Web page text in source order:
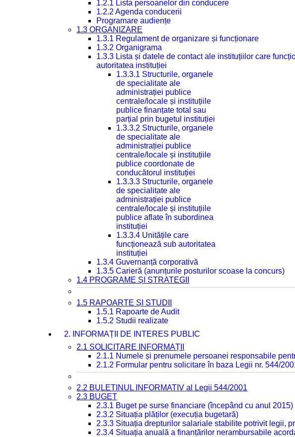
1.2.1 Lista persoanelor din conducere
1.2.2 Agenda conducerii
Programare audiențe
1.3 ORGANIZARE
1.3.1 Regulament de organizare și funcționare
1.3.2 Organigrama
1.3.3 Lista și datele de contact ale instituțiilor care
autoritatea instituției
1.3.3.1 Structurile, organele
de specialitate ale
administrației publice
centrale/locale și instituțiile
publice finanțate total sau
parțial prin bugetul instituției
1.3.3.2 Structurile, organele
de specialitate ale
administrației publice
centrale/locale și instituțiile
publice coordonate de
conducătorul instituției
1.3.3.3 Structurile, organele
de specialitate ale
administrației publice
centrale/locale și instituțiile
publice aflate în subordinea
instituției
1.3.3.4 Unitățile care
funcționează sub autoritatea
instituției
1.3.4 Guvernanță corporativă
1.3.5 Carieră (anunțurile posturilor scoase la concurs)
1.4 PROGRAME ȘI STRATEGII
1.5 RAPOARTE ȘI STUDII
1.5.1 Rapoarte de Audit
1.5.2 Studii realizate
2. INFORMAȚII DE INTERES PUBLIC
2.1 SOLICITARE INFORMAȚII
2.1.1 Numele și prenumele persoanei responsabile
2.1.2 Formular pentru solicitare în baza Legii nr. 544/
2.2 BULETINUL INFORMATIV al Legii 544/2001
2.3 BUGET
2.3.1 Buget pe surse financiare (începând cu anul 2015)
2.3.2 Situația plăților (execuția bugetară)
2.3.3 Situația drepturilor salariale stabilite potrivit legii,
2.3.4 Situația anuală a finanțărilor nerambursabile